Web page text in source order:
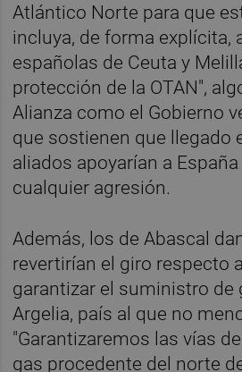
Atlántico Norte para que
incluya, de forma explícita,
españolas de Ceuta y
protección de la OTAN",
Alianza como el Gobierno
que sostienen que llegado
aliados apoyarían a
cualquier agresión.
Además, los de Abascal
revertirían el giro respecto
garantizar el suministro de
Argelia, país al que no
"Garantizaremos las vías
gas procedente del norte